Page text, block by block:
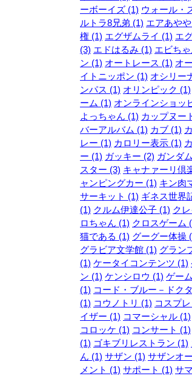
ーボーイズ (1) ウォール・
ルトラ8兄弟 (1) エアあや
権 (1) エグザムライ (1) エ
(3) エドはるみ (1) エビち
ン (1) オートレース (1) オ
イトニッポン (1) オシリー
ンパス (1) オリンピック (1)
ーム (1) オンラインショッ
よっちゃん (1) カップヌー
バーアルバム (1) カブ (1)
レー (1) カロリー表示 (1)
ー (1) ガッキー (2) ガンダ
スター (3) キャナァーリ倶
ャンピングカー (1) キン肉
サーキット (1) ギネス世界
(1) クルム伊達公子 (1) ク
ロちゃん (1) クロスゲーム
猫である (1) グーグー体操
グラビア文学館 (1) グラン
(1) ケータイコンテンツ (1)
ン (1) ケンシロウ (1) ゲー
(1) コード・ブルー－ドク
(1) コウノトリ (1) コスプ
イザー (1) コマーシャル (1)
コロッケ (1) コンサート (1)
(1) ゴキブリレストラン (1)
ん (1) サザン (1) サザンオ
メント (1) サポート (1) サ